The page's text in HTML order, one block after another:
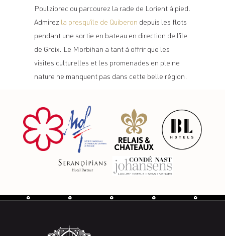
Poulziorec ou parcourez la rade de Lorient à pied.
Admirezla presqu’île de Quiberon depuis les flots
pendant une sortie en bateau en direction de l’île
de Groix. Le Morbihan a tant à offrir que les
visites culturelles et les promenades en pleine
nature ne manquent pas dans cette belle région.